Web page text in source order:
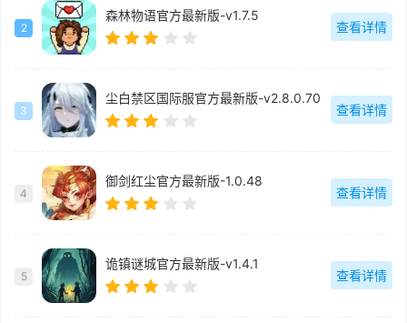
2
森林物语官方最新版-v1.7.5
查看详情
3
尘白禁区国际服官方最新版-v2.8.0.70
查看详情
4
御剑红尘官方最新版-1.0.48
查看详情
5
诡镇谜城官方最新版-v1.4.1
查看详情